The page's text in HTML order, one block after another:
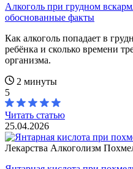
Алкоголь при грудном
обоснованные факты
Как алкоголь попадает в
ребёнка и сколько времени
организма.
2 минуты
5
Читать статью
25.04.2026
Лекарства Алкоголизм